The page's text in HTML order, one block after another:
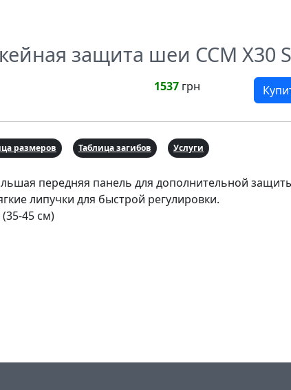
защита шеи CCM X30
1537 грн
размеров Таблица загибов Услуги
передняя панель для дополнительной
липучки для быстрой регулировки.
(35-45 см)